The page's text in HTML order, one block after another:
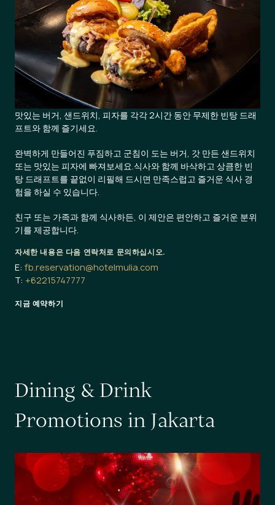
맛있는 버거, 샌드위치, 피자를 각각 2시간 동안 무제한 빈탕 드래
프트와 함께 즐기세요.
완벽하게 만들어진 푸짐하고 군침이 도는 버거, 갓 만든 샌드위치
또는 맛있는 피자에 빠져보세요.식사와 함께 바삭하고 상큼한 빈
탕 드래프트를 끝없이 리필해 드시면 만족스럽고 즐거운 식사 경
험을 하실 수 있습니다.
친구 또는 가족과 함께 식사하든, 이 제안은 편안하고 즐거운 분위
기를 제공합니다.
자세한 내용은 다음 연락처로 문의하십시오.
E: fb.reservation@hotelmulia.com
T: +62215747777
지금 예약하기
Dining &Drink
Promotions in Jakarta